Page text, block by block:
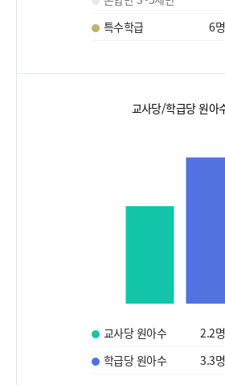
특수학급
6명
교사당/학급당 원아
교사당 원아수 2.2명
학급당 원아수
3.3명